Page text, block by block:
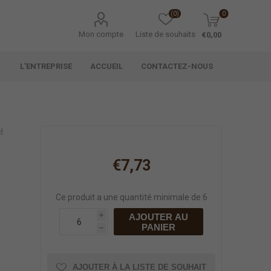
Mon compte Liste de souhaits
(0) 0
€0,00
L'ENTREPRISE ACCUEIL CONTACTEZ-NOUS
€7,73
Ce produit a une quantité minimale de 6
i
h
AJOUTER AU
PANIER
AJOUTER À LA LISTE DE SOUHAIT